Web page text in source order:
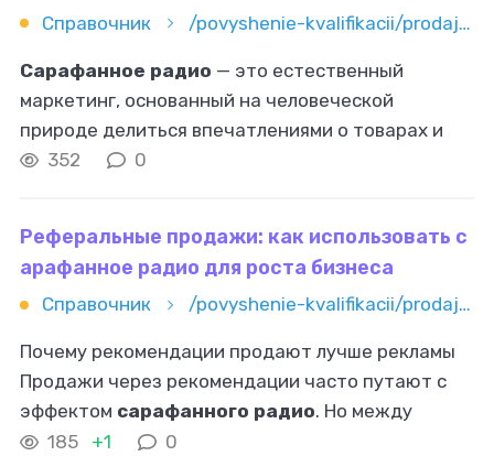
Справочник /povyshenie-kvalifikacii/prodaji/prodaji-cherez-rekomendacii-kak-zapustit-sarafannoe-radio
Сарафанное радио — это естественный
маркетинг, основанный на человеческой
природе делиться впечатлениями о товарах и
услугах. В эпоху информационного шума и
352 0
Реферальные продажи: как использовать с
арафанное радио для роста бизнеса
Справочник /povyshenie-kvalifikacii/prodaji/referalnye-prodaji-kak-ispolzovat-sarafannoe-radio-dlya-rosta-bi
Почему рекомендации продают лучше рекламы
Продажи через рекомендации часто путают с
эффектом сарафанного радио. Но между
стихийными упоминаниями и управляемой
185 +1 0